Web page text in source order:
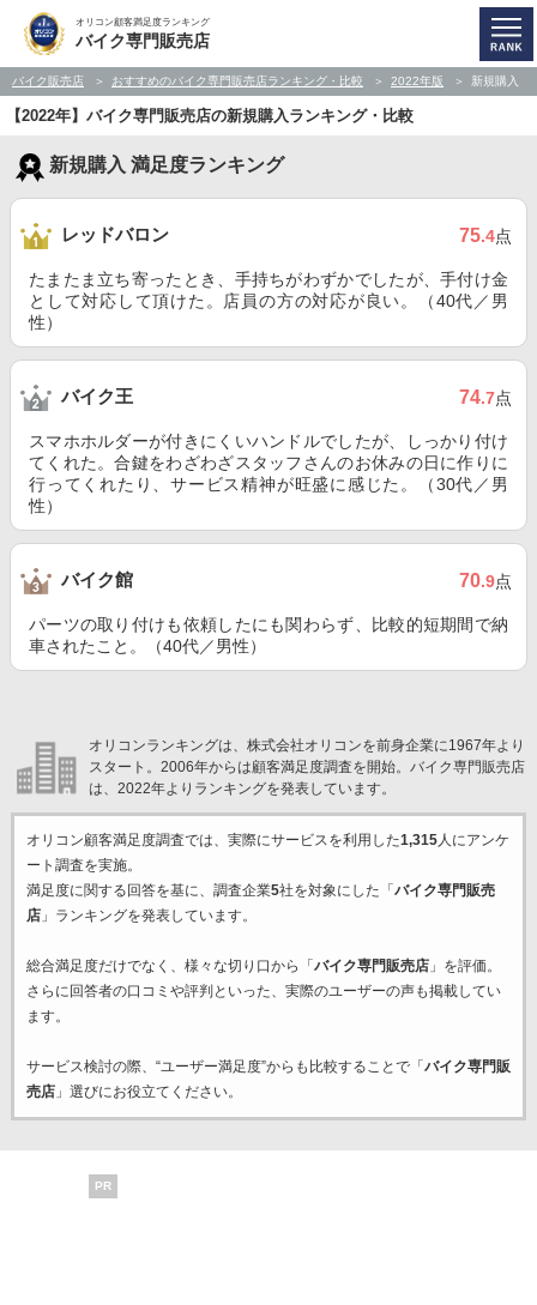
オリコン顧客満足度ランキング
バイク専門販売店
バイク販売店 おすすめのバイク専門販売店ランキング・比較 2022年版 新規購入
【2022年】バイク専門販売店の新規購入ランキング・比較
新規購入 満足度ランキング
レッドバロン 75.4点
たまたま立ち寄ったとき、手持ちがわずかでしたが、手付け金
として対応して頂けた。店員の方の対応が良い。（40代／男
性）
バイク王 74.7点
スマホホルダーが付きにくいハンドルでしたが、しっかり付け
てくれた。合鍵をわざわざスタッフさんのお休みの日に作りに
行ってくれたり、サービス精神が旺盛に感じた。（30代／男
性）
バイク館 70.9点
パーツの取り付けも依頼したにも関わらず、比較的短期間で納
車されたこと。（40代／男性）
オリコンランキングは、株式会社オリコンを前身企業に1967年より
スタート。2006年からは顧客満足度調査を開始。バイク専門販売店
は、2022年よりランキングを発表しています。
オリコン顧客満足度調査では、実際にサービスを利用した1,315人にアンケ
ート調査を実施。
満足度に関する回答を基に、調査企業5社を対象にした「 バイク専門販売
店」ランキングを発表しています。
総合満足度だけでなく、様々な切り口から「 バイク専門販売店」を評価。
さらに回答者の口コミや評判といった、実際のユーザーの声も掲載してい
ます。
サービス検討の際、“ユーザー満足度”からも比較することで「 バイク専門販
売店」選びにお役立てください。
PR